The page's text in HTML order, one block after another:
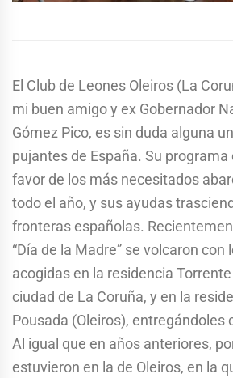
El Club de Leones Oleiros (La
mi buen amigo y ex Gobernador
Gómez Pico, es sin duda alguna
pujantes de España. Su
favor de los más necesitados
todo el año, y sus ayudas
fronteras españolas.
“Día de la Madre” se volcaron con
acogidas en la residencia
ciudad de La Coruña, y en la
Pousada (Oleiros), entregándoles
Al igual que en años anteriores,
estuvieron en la de Oleiros, en la